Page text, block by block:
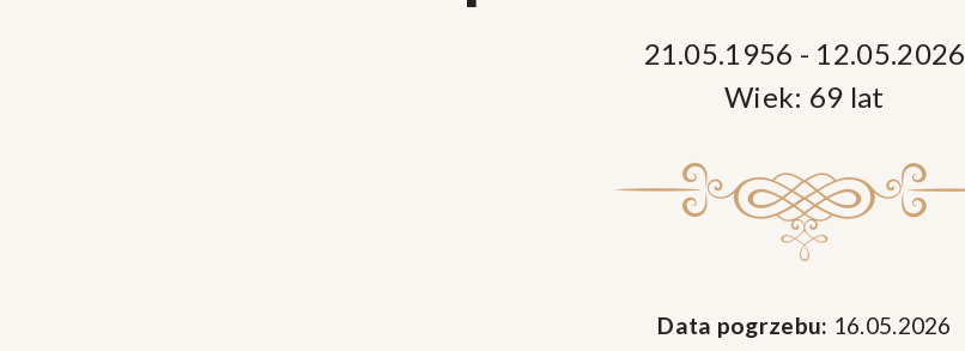
21.05.1956 - 12.05.2026
Wiek: 69 lat
Data pogrzebu: 16.05.2026